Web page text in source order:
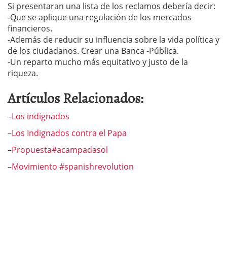
Si presentaran una lista de los reclamos debería decir:
-Que se aplique una regulación de los mercados
financieros.
-Además de reducir su influencia sobre la vida política y
de los ciudadanos. Crear una Banca -Pública.
-Un reparto mucho más equitativo y justo de la
riqueza.
Artículos Relacionados:
–Los indignados
–Los Indignados contra el Papa
–Propuesta#acampadasol
–Movimiento #spanishrevolution